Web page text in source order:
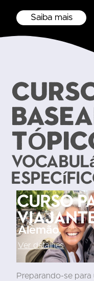
Saiba mais
Curso
Alemão
Ver detalhes
Preparando-se para